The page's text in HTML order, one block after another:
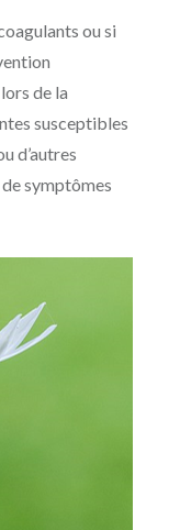
ou si
de la
susceptibles
d’autres
symptômes